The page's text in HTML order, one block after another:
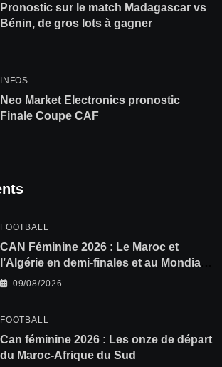
Pronostic sur le match Madagascar vs
Bénin, de gros lots à gagner
INFOS
Neo Market Electronics pronostic
Finale Coupe CAF
FOOTBALL
CAN Féminine 2026 : Le Maroc et
l’Algérie en demi-finales et au Mondial
2027 !
09/08/2026
FOOTBALL
‎Can féminine 2026 : Les onze de départ
du Maroc-Afrique du Sud